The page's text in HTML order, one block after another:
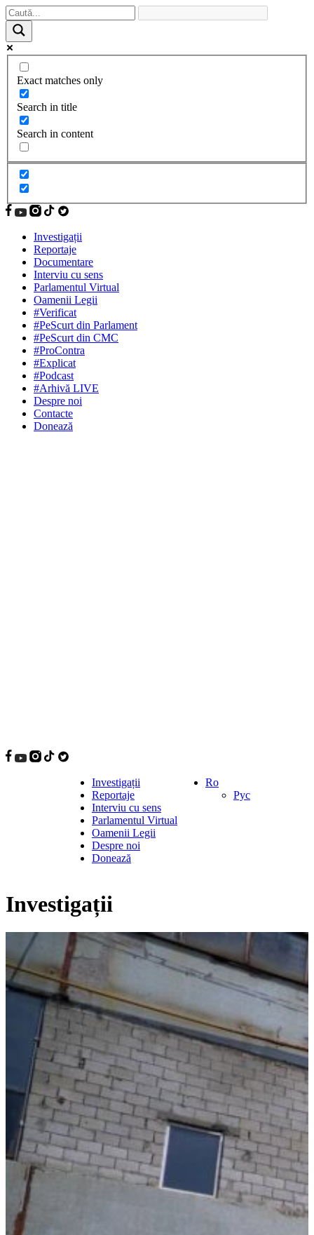
Exact matches only
Search in title
Search in content
Investigații
Reportaje
Documentare
Interviu cu sens
Parlamentul Virtual
Oamenii Legii
#Verificat
#PeScurt din Parlament
#PeScurt din CMC
#ProContra
#Explicat
#Podcast
#Arhivă LIVE
Despre noi
Contacte
Donează
Investigații
Reportaje
Interviu cu sens
Parlamentul Virtual
Oamenii Legii
Despre noi
Donează
Ro
Рус
Investigații